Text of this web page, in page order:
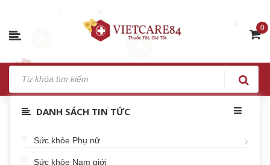
0
DANH SÁCH TIN TỨC
Sức khỏe Phụ nữ
Sức khỏe Nam giới